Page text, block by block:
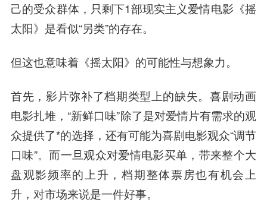
己的受众群体，只剩下1部现实主义爱情电影《摇
太阳》是看似“另类”的存在。
但这也意味着《摇太阳》的可能性与想象力。
首先，影片弥补了档期类型上的缺失。喜剧动画
电影扎堆，“新鲜口味”除了是对爱情片有需求的观
众提供了*的选择，还有可能为喜剧电影观众“调节
口味”。而一旦观众对爱情电影买单，带来整个大
盘观影频率的上升，档期整体票房也有机会上
升，对市场来说是一件好事。